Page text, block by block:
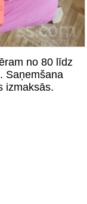
no 80 līdz
Saņemšana
izmaksās.